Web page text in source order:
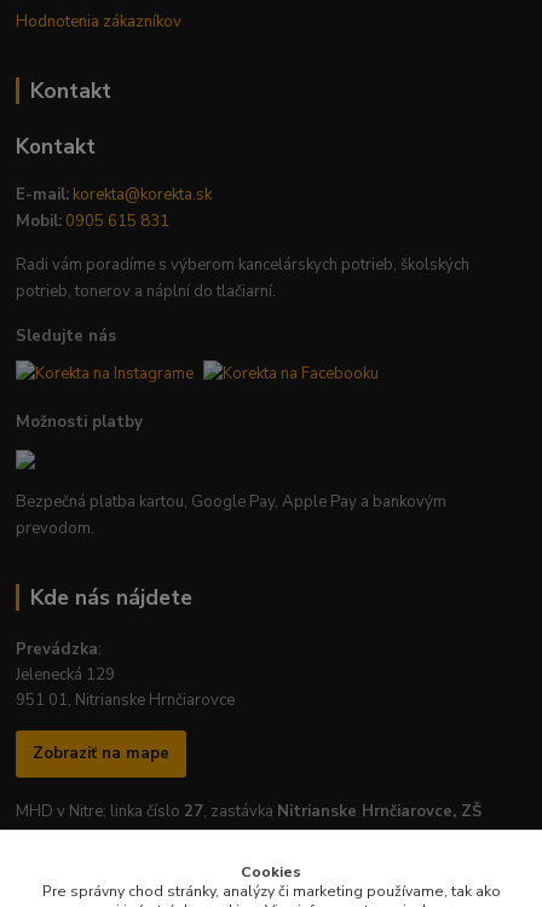
Hodnotenia zákazníkov
Kontakt
Kontakt
E-mail: korekta@korekta.sk
Mobil: 0905 615 831
Radi vám poradíme s výberom kancelárskych potrieb, školských
potrieb, tonerov a náplní do tlačiarní.
Sledujte nás
Možnosti platby
Bezpečná platba kartou, Google Pay, Apple Pay a bankovým
prevodom.
Kde nás nájdete
Prevádzka:
Jelenecká 129
951 01, Nitrianske Hrnčiarovce
Zobraziť na mape
MHD v Nitre: linka číslo 27, zastávka Nitrianske Hrnčiarovce, ZŠ
Cookies
Pre správny chod stránky, analýzy či marketing používame, tak ako